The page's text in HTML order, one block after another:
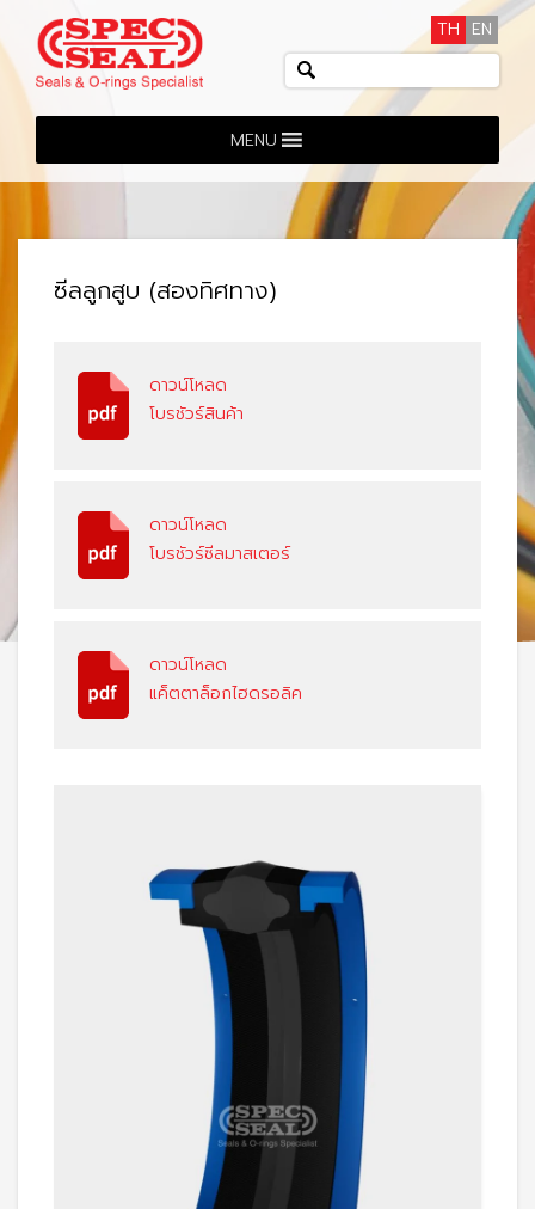
MENU
TH EN
ซีลลูกสูบ (สองทิศทาง)
ดาวน์โหลด
โบรชัวร์สินค้า
ดาวน์โหลด
โบรชัวร์ซีลมาสเตอร์
ดาวน์โหลด
แค็ตตาล็อกไฮดรอลิค